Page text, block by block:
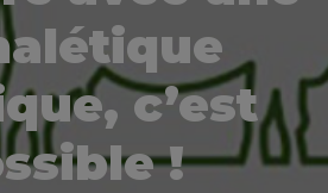
c’est
!